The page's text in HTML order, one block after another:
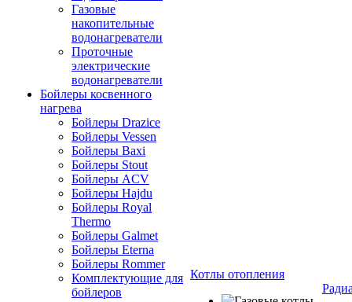
Газовые
накопительные
водонагреватели
Проточные
электрические
водонагреватели
Бойлеры косвенного
нагрева
Бойлеры Drazice
Бойлеры Vessen
Бойлеры Baxi
Бойлеры Stout
Бойлеры ACV
Бойлеры Hajdu
Бойлеры Royal
Thermo
Бойлеры Galmet
Бойлеры Eterna
Бойлеры Rommer
Комплектующие для
бойлеров
Котлы отопления